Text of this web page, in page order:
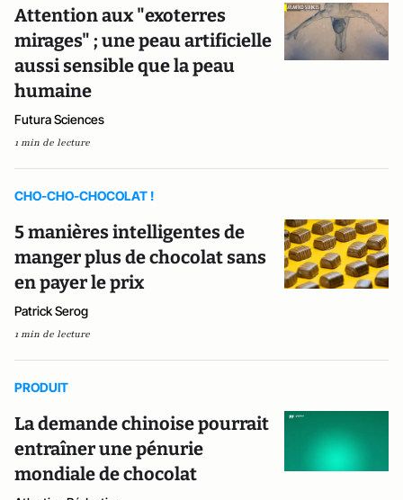
Attention aux "exoterres
mirages" ; une peau artificielle
aussi sensible que la peau
humaine
Futura Sciences
1 min de lecture
CHO-CHO-CHOCOLAT !
5 manières intelligentes de
manger plus de chocolat sans
en payer le prix
Patrick Serog
1 min de lecture
PRODUIT
La demande chinoise pourrait
entraîner une pénurie
mondiale de chocolat